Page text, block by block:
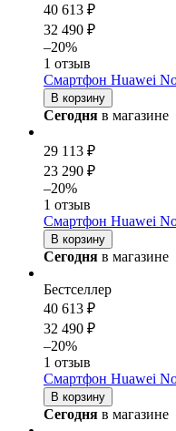
40 613 ₽
32 490 ₽
–20%
1 отзыв
Смартфон Huawei
В корзину
Сегодня в магазине
29 113 ₽
23 290 ₽
–20%
1 отзыв
Смартфон Huawei
В корзину
Сегодня в магазине
Бестселлер
40 613 ₽
32 490 ₽
–20%
1 отзыв
Смартфон Huawei
В корзину
Сегодня в магазине